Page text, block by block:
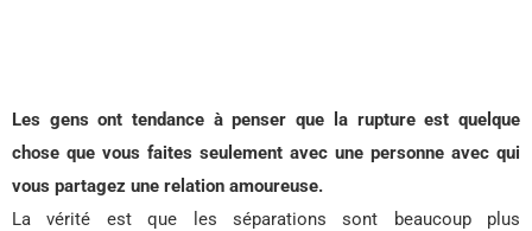
Les gens ont tendance à penser que la rupture est quelque
chose que vous faites seulement avec une personne avec qui
vous partagez une relation amoureuse.
La vérité est que les séparations sont beaucoup plus